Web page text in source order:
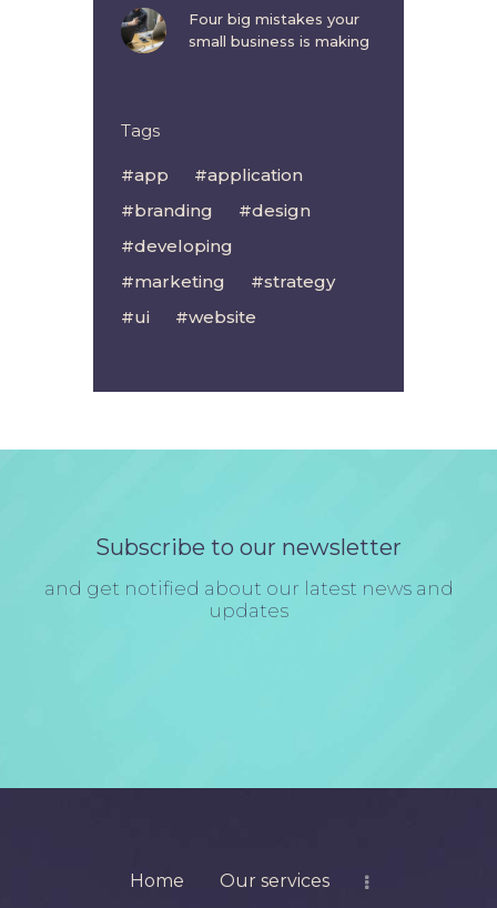
Four big mistakes your
small business is making
Tags
app
application
branding
design
developing
marketing
strategy
ui
website
Subscribe to our newsletter
and get notified about our latest news and
updates
Home Our services